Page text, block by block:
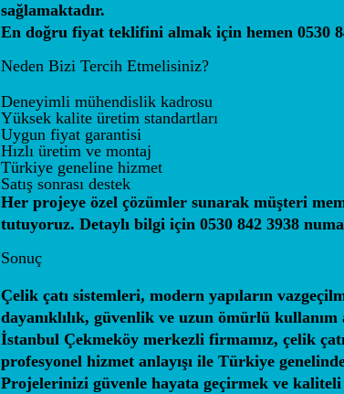
sağlamaktadır.
En doğru fiyat teklifini almak için hemen 0530
Neden Bizi Tercih Etmelisiniz?
Deneyimli mühendislik kadrosu
Yüksek kalite üretim standartları
Uygun fiyat garantisi
Hızlı üretim ve montaj
Türkiye geneline hizmet
Satış sonrası destek
Her projeye özel çözümler sunarak müşteri
tutuyoruz. Detaylı bilgi için 0530 842 3938
Sonuç
Çelik çatı sistemleri, modern yapıların
dayanıklılık, güvenlik ve uzun ömürlü kullanım
İstanbul Çekmeköy merkezli firmamız, çelik
profesyonel hizmet anlayışı ile Türkiye
Projelerinizi güvenle hayata geçirmek ve